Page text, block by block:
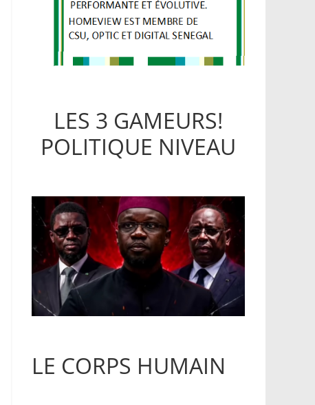
LES 3 GAMEURS!
POLITIQUE NIVEAU
LE CORPS HUMAIN